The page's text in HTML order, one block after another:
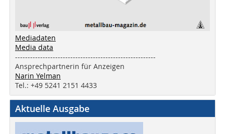
Mediadaten
Media data
--------------------------------------------------------
Ansprechpartnerin für Anzeigen
Narin Yelman
Tel.: +49 5241 2151 4433
Aktuelle Ausgabe